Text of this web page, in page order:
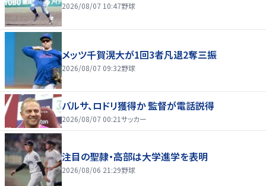
2026/08/07 10:47野球
メッツ千賀滉大が1回3者凡退2奪三振
2026/08/07 09:32野球
バルサ、ロドリ獲得か 監督が電話説得
2026/08/07 00:21サッカー
注目の聖隷・高部は大学進学を表明
2026/08/06 21:29野球